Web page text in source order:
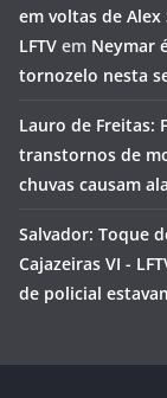
em voltas de
LFTV em Neymar
tornozelo nesta
Lauro de Freitas:
transtornos de
chuvas causam
Salvador: Toque
Cajazeiras VI -
de policial